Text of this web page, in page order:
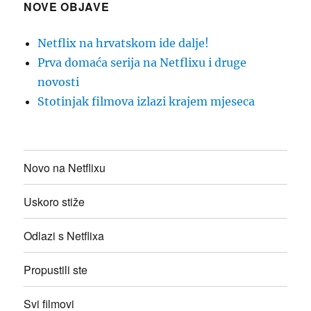
NOVE OBJAVE
Netflix na hrvatskom ide dalje!
Prva domaća serija na Netflixu i druge
novosti
Stotinjak filmova izlazi krajem mjeseca
Novo na Netflixu
Uskoro stiže
Odlazi s Netflixa
Propustili ste
Svi filmovi